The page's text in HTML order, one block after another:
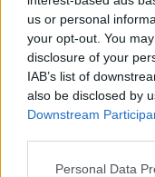
us or personal
your opt-out. You
disclosure of your
IAB’s list of
also be disclosed by
Downstream
Personal Data
išmintis: ko mūsų
vengdavo ir kokius
pranašavo gamta